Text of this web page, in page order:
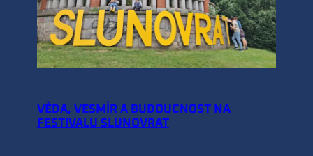
VĚDA, VESMÍR A BUDOUCNOST NA
FESTIVALU SLUNOVRAT